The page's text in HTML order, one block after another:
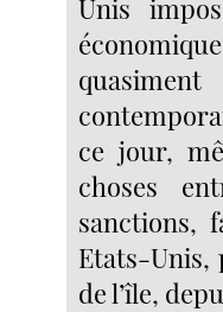
Unis
ce jour,
choses
sanctions,
Etats-
de l’île,